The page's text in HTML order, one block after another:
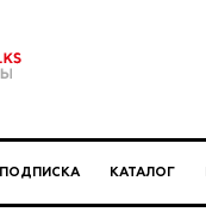
ПОДПИСКА КАТАЛОГ